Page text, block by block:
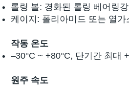
롤링 볼: 경화된 롤링 베어링강
케이지: 폴리아미드 또는 열
작동 온도
–30°C ~ +80°C, 단기간 최대
원주 속도